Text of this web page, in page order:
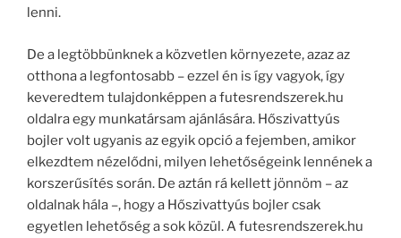
lenni.
De a legtöbbünknek a közvetlen környezete, azaz az
otthona a legfontosabb – ezzel én is így vagyok, így
keveredtem tulajdonképpen a futesrendszerek.hu
oldalra egy munkatársam ajánlására. Hőszivattyús
bojler volt ugyanis az egyik opció a fejemben, amikor
elkezdtem nézelődni, milyen lehetőségeink lennének a
korszerűsítés során. De aztán rá kellett jönnöm – az
oldalnak hála –, hogy a Hőszivattyús bojler csak
egyetlen lehetőség a sok közül. A futesrendszerek.hu